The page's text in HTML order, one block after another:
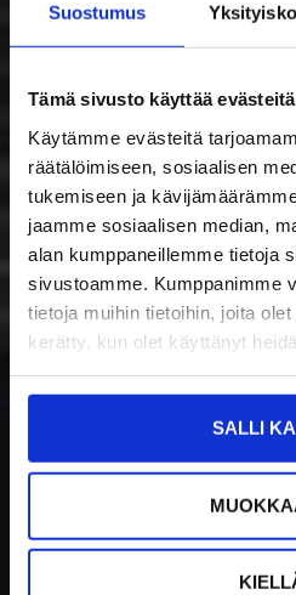
Suostumus
Tämä sivusto käyttää evästeitä
Käytämme evästeitä
räätälöimiseen, sosiaalisen
tukemiseen ja
jaamme sosiaalisen median,
alan kumppaneillemme tietoja
sivustoamme. Kumppanimme
tietoja muihin tietoihin, joita
kerätty, kun olet käyttänyt
SALLI
avaimet